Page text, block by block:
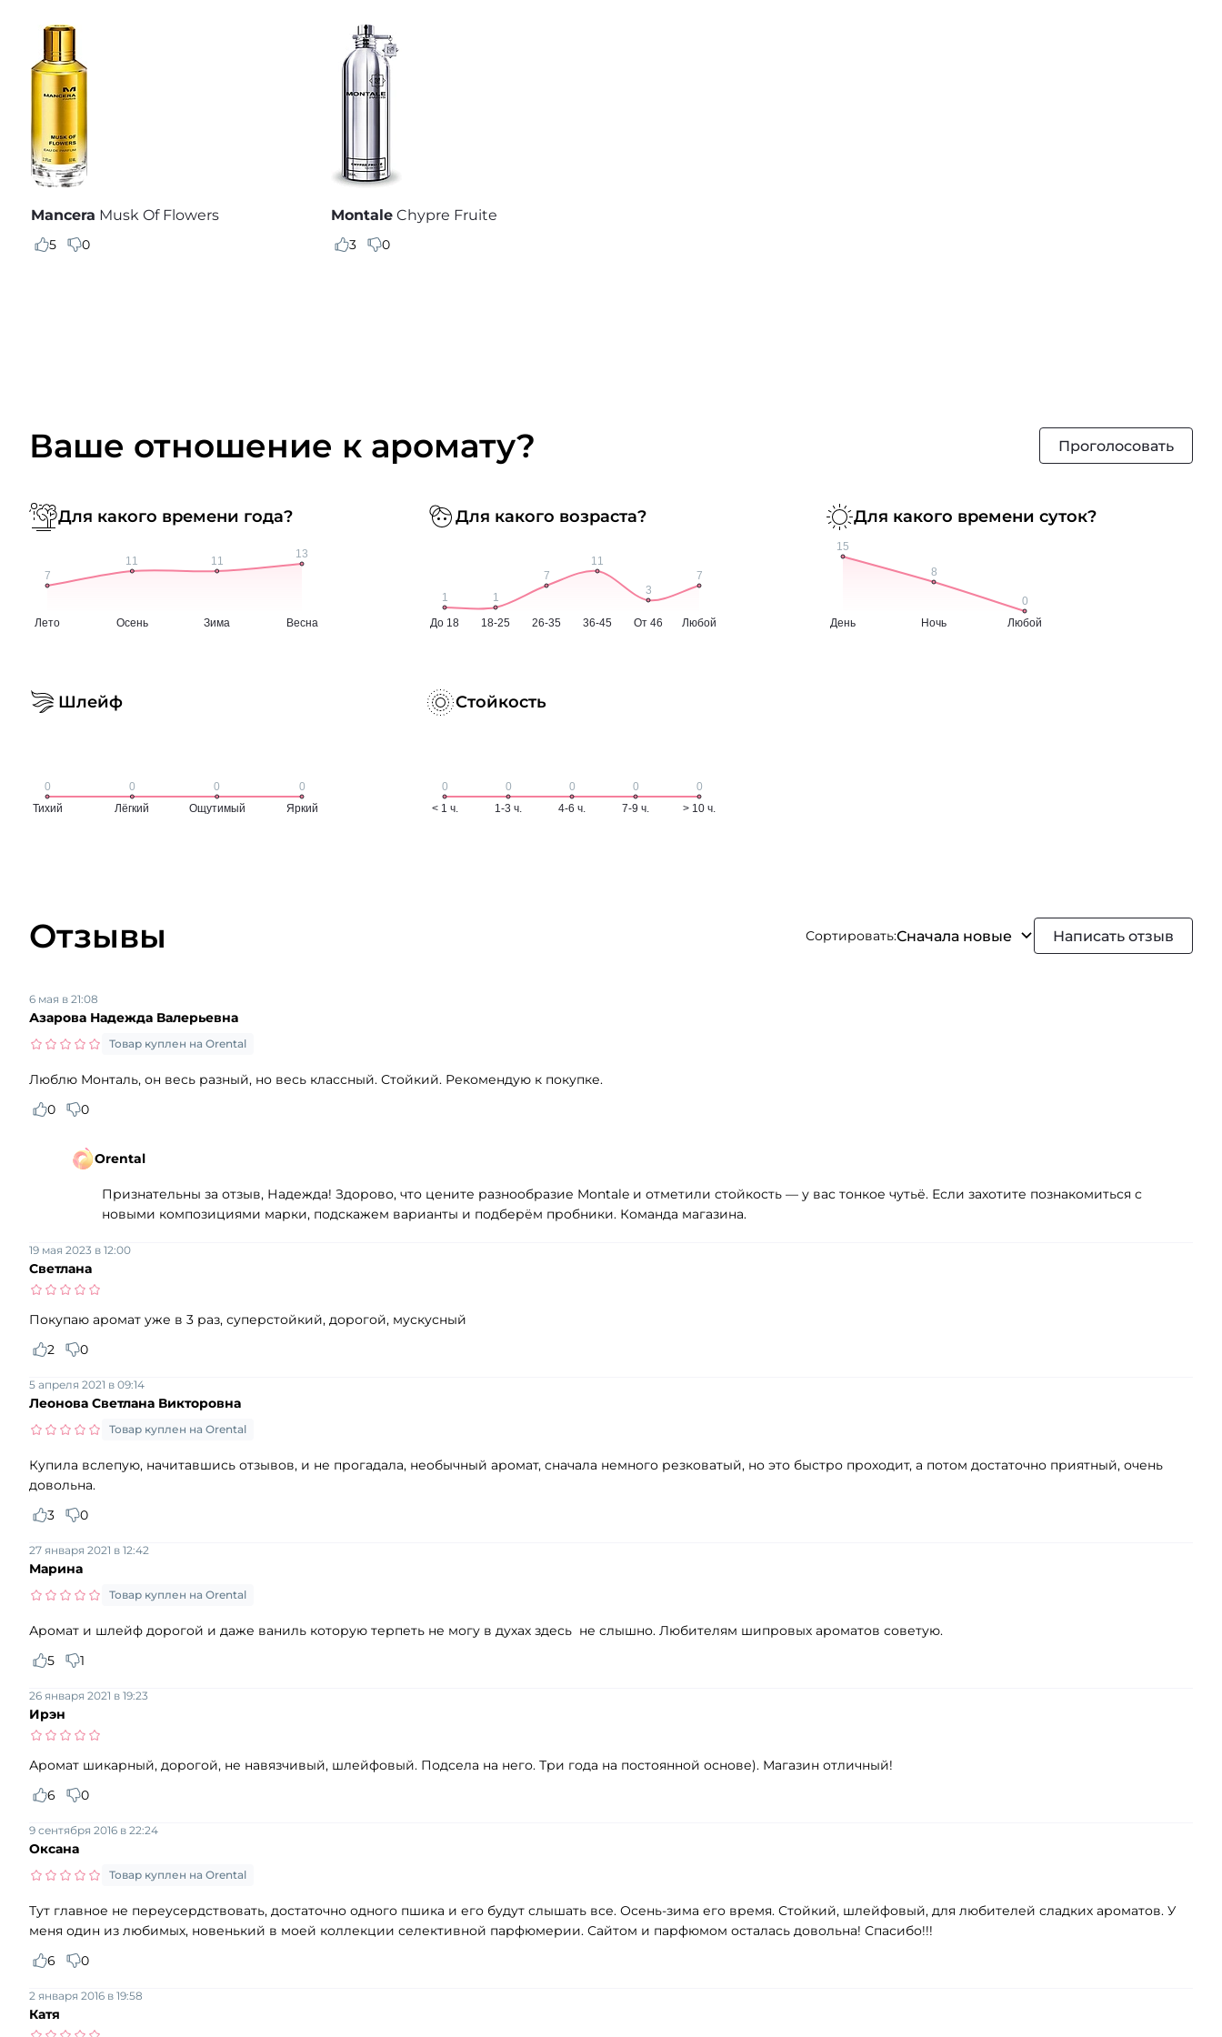
Mancera Musk Of Flowers
5 0
Montale Chypre Fruite
3 0
Ваше отношение к аромату? Проголосовать
Для какого времени года? Для какого возраста? Для какого времени суток?
Шлейф Стойкость
Отзывы Сортировать:Сначала новые Написать отзыв
Азарова Надежда Валерьевна
6 мая в 21:08
Товар куплен на Orental
Люблю Монталь, он весь разный, но весь классный. Стойкий. Рекомендую к покупке.
0
0
Orental
Признательны за отзыв, Надежда! Здорово, что цените разнообразие Montale и отметили стойкость — у вас тонкое чутьё. Если захотите познакомиться с
новыми композициями марки, подскажем варианты и подберём пробники. Команда магазина.
Светлана
19 мая 2023 в 12:00
Покупаю аромат уже в 3 раз, суперстойкий, дорогой, мускусный
2
0
Леонова Светлана Викторовна
5 апреля 2021 в 09:14
Товар куплен на Orental
Купила вслепую, начитавшись отзывов, и не прогадала, необычный аромат, сначала немного резковатый, но это быстро проходит, а потом достаточно приятный, очень
довольна.
3
0
Марина
27 января 2021 в 12:42
Товар куплен на Orental
Аромат и шлейф дорогой и даже ваниль которую терпеть не могу в духах здесь не слышно. Любителям шипровых ароматов советую.
5
1
Ирэн
26 января 2021 в 19:23
Аромат шикарный, дорогой, не навязчивый, шлейфовый. Подсела на него. Три года на постоянной основе). Магазин отличный!
6
0
Оксана
9 сентября 2016 в 22:24
Товар куплен на Orental
Тут главное не переусердствовать, достаточно одного пшика и его будут слышать все. Осень-зима его время. Стойкий, шлейфовый, для любителей сладких ароматов. У
меня один из любимых, новенький в моей коллекции селективной парфюмерии. Сайтом и парфюмом осталась довольна! Спасибо!!!
6
0
Катя
2 января 2016 в 19:58